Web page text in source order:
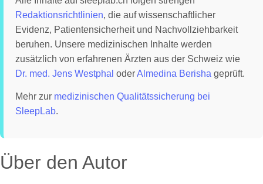
Redaktionsrichtlinien, die auf wissenschaftlicher
Evidenz, Patientensicherheit und Nachvollziehbarkeit
beruhen. Unsere medizinischen Inhalte werden
zusätzlich von erfahrenen Ärzten aus der Schweiz wie
Dr. med. Jens Westphal oderAlmedina Berisha geprüft.
Mehr zur medizinischen Qualitätssicherung bei
SleepLab.
Über den Autor